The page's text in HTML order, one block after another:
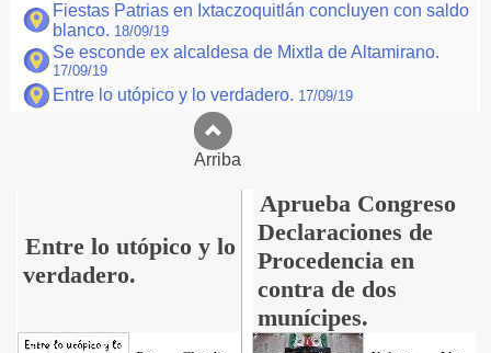
Fiestas Patrias en Ixtaczoquitlán concluyen con saldo
blanco. 18/09/19
Se esconde ex alcaldesa de Mixtla de Altamirano.
17/09/19
Entre lo utópico y lo verdadero. 17/09/19
Arriba
Entre lo utópico y lo
verdadero.
Aprueba Congreso
Declaraciones de
Procedencia en
contra de dos
munícipes.